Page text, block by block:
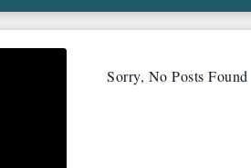
Sorry, No Posts Found